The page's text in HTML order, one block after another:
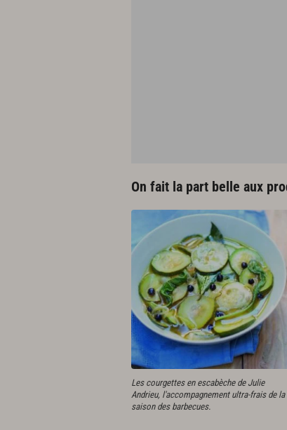
On fait la part belle aux
Les courgettes en escabèche de Julie
Andrieu, l'accompagnement ultra-frais de la
saison des barbecues.